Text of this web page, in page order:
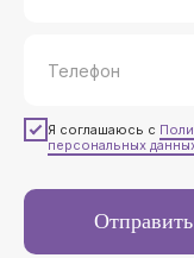
Я соглашаюсь с
персональных
Отправить